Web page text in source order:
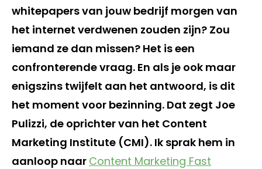
whitepapers van jouw bedrijf morgen van
het internet verdwenen zouden zijn? Zou
iemand ze dan missen? Het is een
confronterende vraag. En als je ook maar
enigszins twijfelt aan het antwoord, is dit
het moment voor bezinning. Dat zegt Joe
Pulizzi, de oprichter van het Content
Marketing Institute (CMI). Ik sprak hem in
aanloop naar Content Marketing Fast